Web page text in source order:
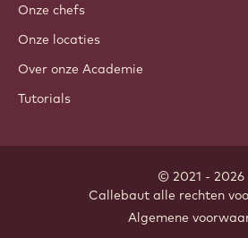
Onze chefs
Onze locaties
Over onze Academie
Tutorials
© 2021 - 2026
Callebaut. alle rechten
Algemene